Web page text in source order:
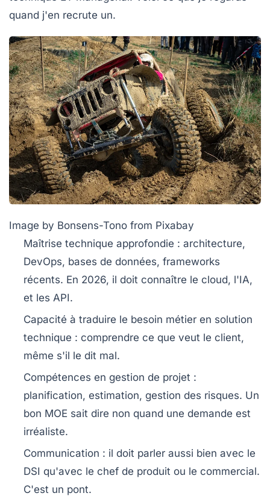
quand j'en recrute un.
Image by Bonsens-Tono from Pixabay
Maîtrise technique approfondie : architecture,
DevOps, bases de données, frameworks
récents. En 2026, il doit connaître le cloud, l'IA,
et les API.
Capacité à traduire le besoin métier en solution
technique : comprendre ce que veut le client,
même s'il le dit mal.
Compétences en gestion de projet :
planification, estimation, gestion des risques. Un
bon MOE sait dire non quand une demande est
irréaliste.
Communication : il doit parler aussi bien avec le
DSI qu'avec le chef de produit ou le commercial.
C'est un pont.